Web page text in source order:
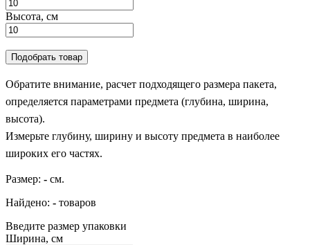
Высота, см
Подобрать товар
Обратите внимание, расчет подходящего размера пакета,
определяется параметрами предмета (глубина, ширина,
высота).
Измерьте глубину, ширину и высоту предмета в наиболее
широких его частях.
Размер: - см.
Найдено: - товаров
Введите размер упаковки
Ширина, см